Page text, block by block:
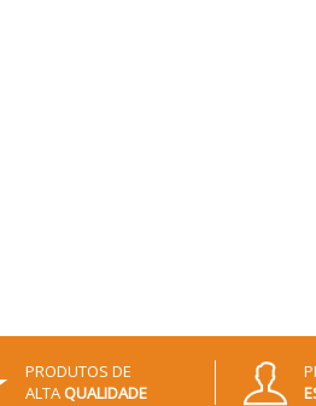
PRODUTOS DE
ALTAQUALIDADE